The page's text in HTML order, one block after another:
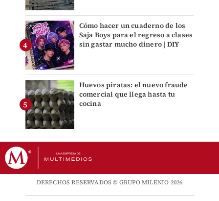
Cómo hacer un cuaderno de los
Saja Boys para el regreso a clases
sin gastar mucho dinero | DIY
Huevos piratas: el nuevo fraude
comercial que llega hasta tu
cocina
DERECHOS RESERVADOS © GRUPO MILENIO 2026